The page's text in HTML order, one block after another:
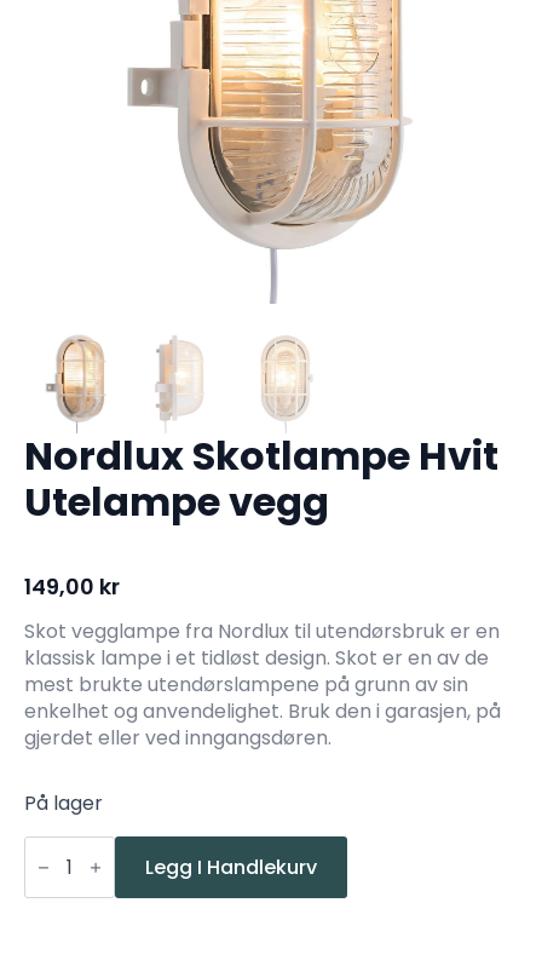
Nordlux Skotlampe Hvit
Utelampe vegg
149,00 kr
Skot vegglampe fra Nordlux til utendørsbruk er en
klassisk lampe i et tidløst design. Skot er en av de
mest brukte utendørslampene på grunn av sin
enkelhet og anvendelighet. Bruk den i garasjen, på
gjerdet eller ved inngangsdøren.
På lager
Nordlux
Skotlampe
Utelampe
Legg I Handlekurv